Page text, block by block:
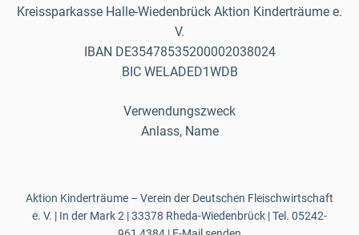
Kreissparkasse Halle-Wiedenbrück Aktion Kinderträume e.
V.
IBAN DE35478535200002038024
BIC WELADED1WDB
Verwendungszweck
Anlass, Name
Aktion Kinderträume – Verein der Deutschen Fleischwirtschaft
e. V. | In der Mark 2 | 33378 Rheda-Wiedenbrück | Tel. 05242-